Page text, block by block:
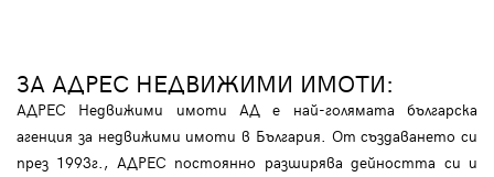
ЗА АДРЕС НЕДВИЖИМИ ИМОТИ:
АДРЕС Недвижими имоти АД е най-голямата българска
агенция за недвижими имоти в България. От създаването си
през 1993г., АДРЕС постоянно разширява дейността си и